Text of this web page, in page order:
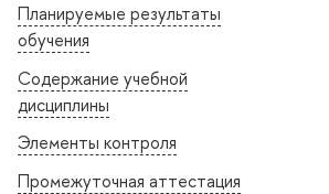
Планируемые результаты
обучения
Содержание учебной
дисциплины
Элементы контроля
Промежуточная аттестация